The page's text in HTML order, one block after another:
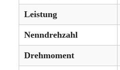
Leistung
Nenndrehzahl
Drehmoment